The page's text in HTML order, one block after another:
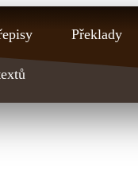
Překlady